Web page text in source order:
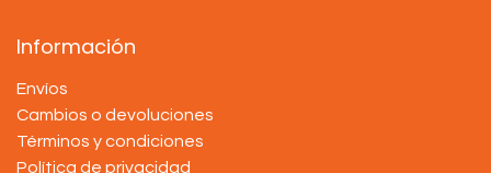
Información
Envíos
Cambios o devoluciones
Términos y condiciones
Política de privacidad